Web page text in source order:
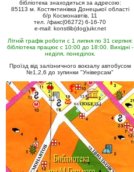
бібліотека знаходиться за адресою:
85113 м. Костянтинівка Донецької області
б/р Космонавтів, 11
тел. /факс(06272) 6-16-70
e-mail: konstlib(dog)ukr.net
Літній графік роботи с 1 липня по 31 серпня:
бібліотека працює с 10:00 до 18:00. Вихідні -
неділя, понеділок.
Проїзд від залізничного вокзалу автобусом
№1,2,6 до зупинки "Універсам"